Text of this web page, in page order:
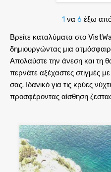
1 να 6 έξω
Βρείτε καταλύματα στο
δημιουργώντας μια
Απολαύστε την άνεση και τη
περνάτε αξέχαστες στιγμές
σας. Ιδανικό για τις κρύες
προσφέροντας αίσθηση